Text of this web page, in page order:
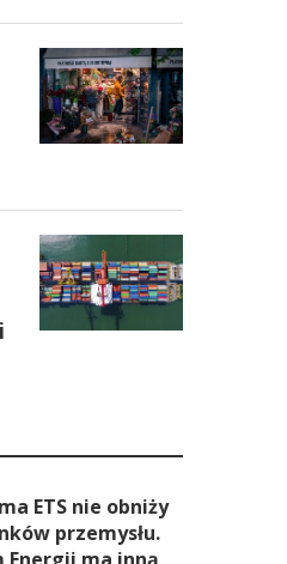
ETS nie obniży
przemysłu.